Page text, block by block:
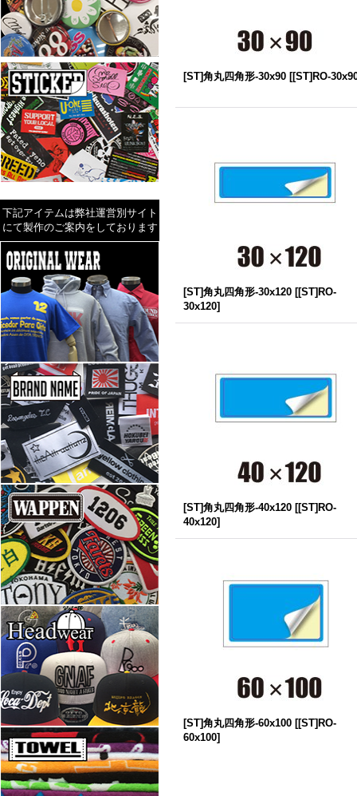
下記アイテムは弊社運営別サイト
にて製作のご案内をしております
[ST]角丸四角形-30x90 [[ST]RO-
[ST]角丸四角形-30x120 [[ST]RO-
30x120]
[ST]角丸四角形-40x120 [[ST]RO-
40x120]
[ST]角丸四角形-60x100 [[ST]RO-
60x100]